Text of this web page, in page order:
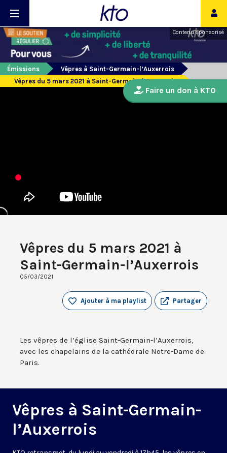
Contenu sponsorisé
Émissions
Vêpres à Saint-Germain-l’Auxerrois
Vêpres du 5 mars 2021 à Saint-Germain-l’Auxerrois
Vêpres du 5 mars 2021 à
Saint-Germain-l’Auxerrois
05/03/2021
Partager
Ajouter à ma playlist
Les vêpres de l’église Saint-Germain-l’Auxerrois,
avec les chapelains de la cathédrale Notre-Dame de
Paris.
Vêpres à Saint-Germain-
l’Auxerrois
Faire un don à KTO